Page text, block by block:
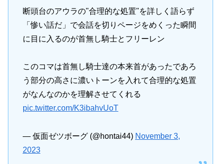
断頭台のアウラの"合理的な処置"を詳しく語らず
「惨い話だ」で会話を切りページをめくった瞬間
に目に入るのが首無し騎士とフリーレン
このコマは首無し騎士達の本来首があったであろ
う部分の高さに濃いトーンを入れて合理的な処置
がなんなのかを理解させてくれる
pic.twitter.com/K3ibahvUoT
— 仮面ゼツボーグ (@hontai44) November 3,
2023